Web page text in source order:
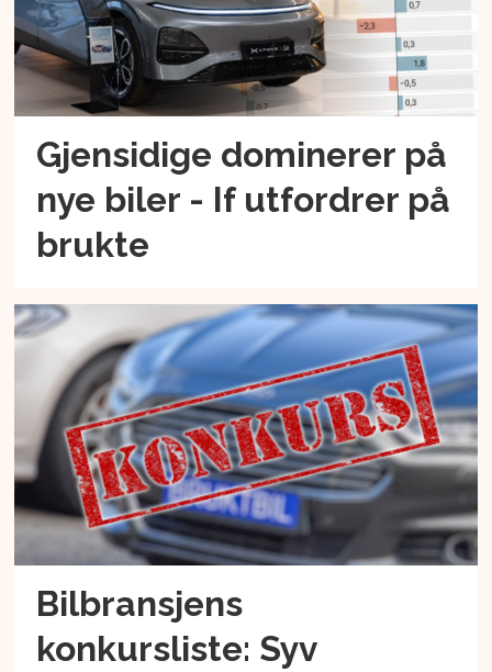
Gjensidige dominerer på
nye biler - If utfordrer på
brukte
Bilbransjens
konkursliste: Syv